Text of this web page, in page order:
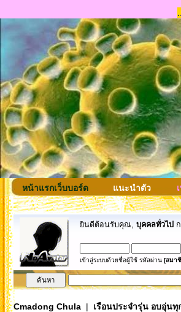
หน้าแรกเว็บบอร์ด แนะนำตัว
ยินดีต้อนรับคุณ, บุคคลทั่วไป
เข้าสู่ระบบด้วยชื่อผู้ใช้ รหัสผ่าน [สมา
Cmadong Chula| เรือนประจำรุ่น อบอุ่นทุ